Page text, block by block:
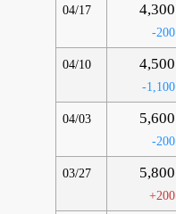
04/17 4,300
-200
04/10 4,500
-1,100
04/03 5,600
-200
03/27 5,800
+200